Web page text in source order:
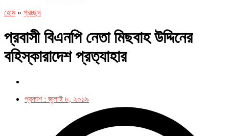
হোম» প্রচ্ছদ
প্রবাসী বিএনপি নেতা মিছবাহ উদ্দিনের
বহিস্কারাদেশ প্রত‌্যাহার
প্রকাশ : জুলাই ৮, ২০১৯